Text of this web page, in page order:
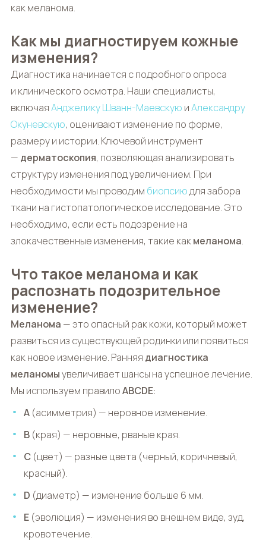
как меланома.
Как мы диагностируем кожные
изменения?
Диагностика начинается с подробного опроса
и клинического осмотра. Наши специалисты,
включаяАнджелику Шванн-Маевскую иАлександру
Окуневскую, оценивают изменение по форме,
размеру и истории. Ключевой инструмент
— дерматоскопия, позволяющая анализировать
структуру изменения под увеличением. При
необходимости мы проводим биопсиюдля забора
ткани на гистопатологическое исследование. Это
необходимо, если есть подозрение на
злокачественные изменения, такие какмеланома.
Что такое меланома и как
распознать подозрительное
изменение?
Меланома — это опасный рак кожи, который может
развиться из существующей родинки или появиться
как новое изменение. Ранняя диагностика
меланомыувеличивает шансы на успешное лечение.
Мы используем правилоABCDE:
A (асимметрия) — неровное изменение.
B (края) — неровные, рваные края.
C (цвет) — разные цвета (черный, коричневый,
красный).
D (диаметр) — изменение больше 6 мм.
E (эволюция) — изменения во внешнем виде, зуд,
кровотечение.